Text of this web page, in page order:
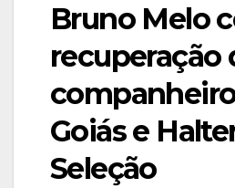
Bruno Melo
recuperação
Goiás e
Seleção